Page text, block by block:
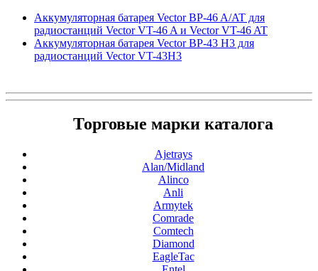
Аккумуляторная батарея Vector BP-46 A/AT для
радиостанций Vector VT-46 A и Vector VT-46 AT
Аккумуляторная батарея Vector BP-43 H3 для
радиостанций Vector VT-43H3
Торговые марки каталога
Ajetrays
Alan/Midland
Alinco
Anli
Armytek
Comrade
Comtech
Diamond
EagleTac